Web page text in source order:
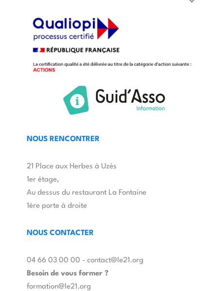
NOUS RENCONTRER
21 Place aux Herbes à Uzès
1er étage,
Au dessus du restaurant La Fontaine
1ère porte à droite
NOUS CONTACTER
04 66 03 00 00 - contact@le21.org
Besoin de vous former ?
formation@le21.org